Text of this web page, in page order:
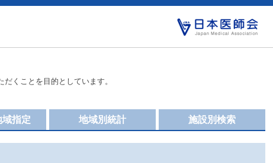
くことを目的としています。
施設別検索
地域別統計
指定